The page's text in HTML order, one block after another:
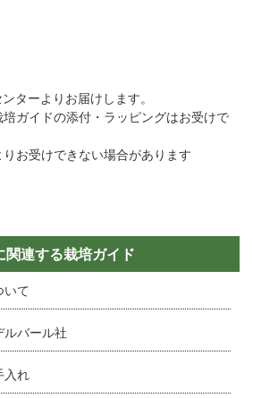
ターよりお届けします。
培ガイドの添付・ラッピングはお受けで
りお受けできない場合があります
関連する栽培ガイド
いて
ルバール社
入れ